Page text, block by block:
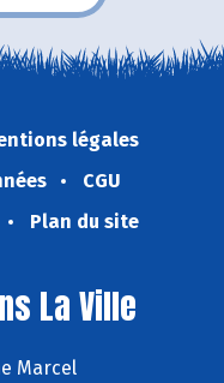
légales
CGU
Plan du site
La Ville
Marcel